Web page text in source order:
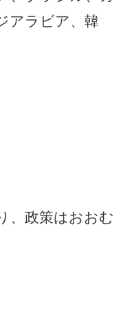
アラビア、韓
、政策はおおむ